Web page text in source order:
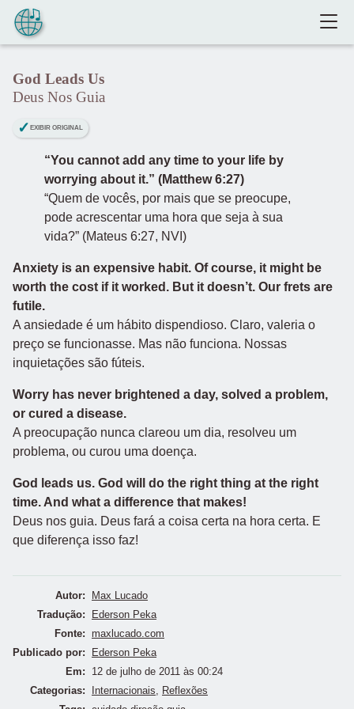
Pular para o conteúdo
God Leads Us
Deus Nos Guia
EXIBIR ORIGINAL
“You cannot add any time to your life by
worrying about it.” (Matthew 6:27)
“Quem de vocês, por mais que se preocupe,
pode acrescentar uma hora que seja à sua
vida?” (Mateus 6:27, NVI)
Anxiety is an expensive habit. Of course, it might be
worth the cost if it worked. But it doesn’t. Our frets are
futile.
A ansiedade é um hábito dispendioso. Claro, valeria o
preço se funcionasse. Mas não funciona. Nossas
inquietações são fúteis.
Worry has never brightened a day, solved a problem,
or cured a disease.
A preocupação nunca clareou um dia, resolveu um
problema, ou curou uma doença.
God leads us. God will do the right thing at the right
time. And what a difference that makes!
Deus nos guia. Deus fará a coisa certa na hora certa. E
que diferença isso faz!
Autor:
Max Lucado
Tradução:
Ederson Peka
Fonte: maxlucado.com
Publicado por:
Ederson Peka
Em:
12 de julho de 2011 às 00:24
Categorias:
Internacionais, Reflexões